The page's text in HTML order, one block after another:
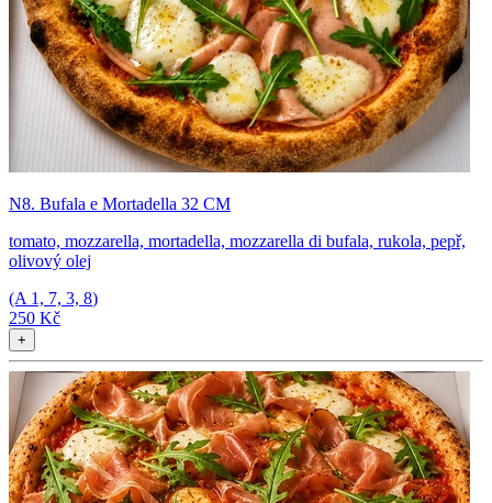
N8. Bufala e Mortadella 32 CM
tomato, mozzarella, mortadella, mozzarella di bufala, rukola, pepř,
olivový olej
(A 1, 7, 3, 8)
250 Kč
+